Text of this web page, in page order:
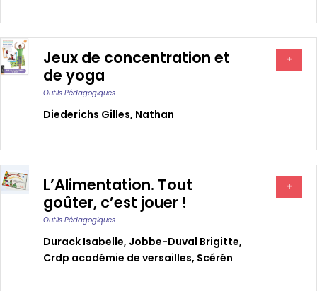
Jeux de concentration et
de yoga
Outils Pédagogiques
Diederichs Gilles, Nathan
+
L’Alimentation. Tout
goûter, c’est jouer !
Outils Pédagogiques
Durack Isabelle, Jobbe-Duval Brigitte,
Crdp académie de versailles, Scérén
+